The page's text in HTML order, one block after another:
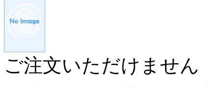
ご注文いただけません